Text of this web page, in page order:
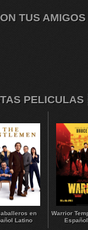
TUS AMIGOS
PELICULAS
en
Latino
Warrior